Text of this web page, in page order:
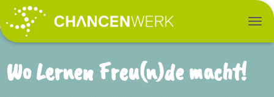
Wo Lernen Freu(n)de macht!